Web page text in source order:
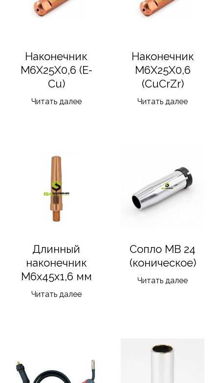
Наконечник
M6X25X0,6 (E-
Cu)
Читать далее
Наконечник
M6X25X0,6
(CuCrZr)
Читать далее
Длинный
наконечник
М6х45х1,6 мм
Читать далее
Сопло MB 24
(коническое)
Читать далее